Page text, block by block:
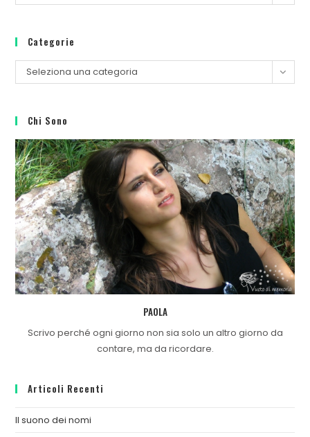
Categorie
Categorie
Seleziona una categoria
Chi Sono
PAOLA
Scrivo perché ogni giorno non sia solo un altro giorno da
contare, ma da ricordare.
Articoli Recenti
Il suono dei nomi